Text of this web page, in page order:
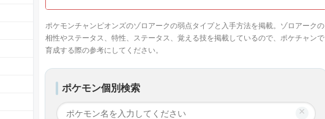
ポケモンチャンピオンズのゾロアークの弱点タイプと入手方法を掲載。ゾロアークの
相性やステータス、特性、ステータス、覚える技を掲載しているので、ポケチャンで
育成する際の参考にしてください。
ポケモン個別検索
×